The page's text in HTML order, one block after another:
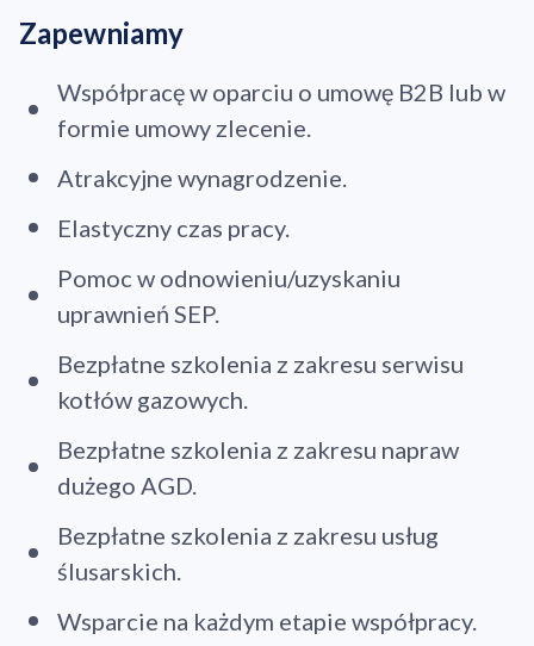
Zapewniamy
Współpracę w oparciu o umowę B2B lub w
formie umowy zlecenie.
Atrakcyjne wynagrodzenie.
Elastyczny czas pracy.
Pomoc w odnowieniu/uzyskaniu
uprawnień SEP.
Bezpłatne szkolenia z zakresu serwisu
kotłów gazowych.
Bezpłatne szkolenia z zakresu napraw
dużego AGD.
Bezpłatne szkolenia z zakresu usług
ślusarskich.
Wsparcie na każdym etapie współpracy.